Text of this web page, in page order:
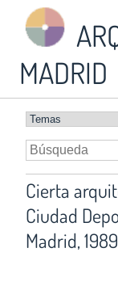
MADRID
Cierta
Ciudad
Madrid,